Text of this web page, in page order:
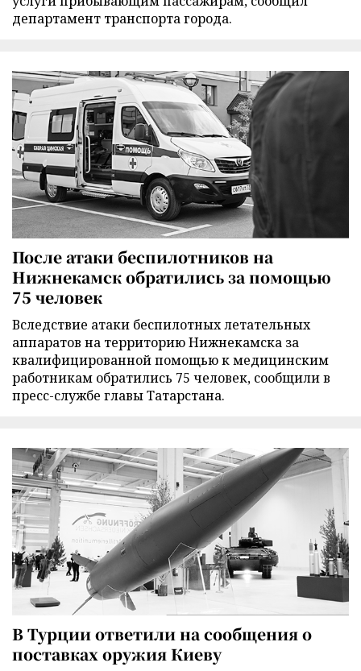
департамент транспорта города.
После атаки беспилотников на
Нижнекамск обратились за помощью
75 человек
Вследствие атаки беспилотных летательных
аппаратов на территорию Нижнекамска за
квалифицированной помощью к медицинским
работникам обратились 75 человек, сообщили в
пресс-службе главы Татарстана.
В Турции ответили на сообщения о
поставках оружия Киеву